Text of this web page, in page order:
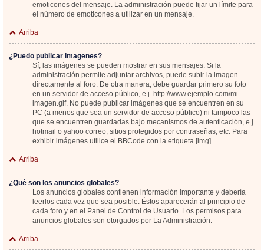
emoticones del mensaje. La administración puede fijar un límite para
el número de emoticones a utilizar en un mensaje.
Arriba
¿Puedo publicar imagenes?
Sí, las imágenes se pueden mostrar en sus mensajes. Si la
administración permite adjuntar archivos, puede subir la imagen
directamente al foro. De otra manera, debe guardar primero su foto
en un servidor de acceso público, e.j. http://www.ejemplo.com/mi-
imagen.gif. No puede publicar imágenes que se encuentren en su
PC (a menos que sea un servidor de acceso público) ni tampoco las
que se encuentren guardadas bajo mecanismos de autenticación, e.j.
hotmail o yahoo correo, sitios protegidos por contraseñas, etc. Para
exhibir imágenes utilice el BBCode con la etiqueta [img].
Arriba
¿Qué son los anuncios globales?
Los anuncios globales contienen información importante y debería
leerlos cada vez que sea posible. Éstos aparecerán al principio de
cada foro y en el Panel de Control de Usuario. Los permisos para
anuncios globales son otorgados por La Administración.
Arriba